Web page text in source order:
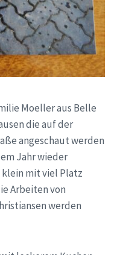
Moeller aus Belle
die auf der
angeschaut werden
Jahr wieder
mit viel Platz
Arbeiten von
werden